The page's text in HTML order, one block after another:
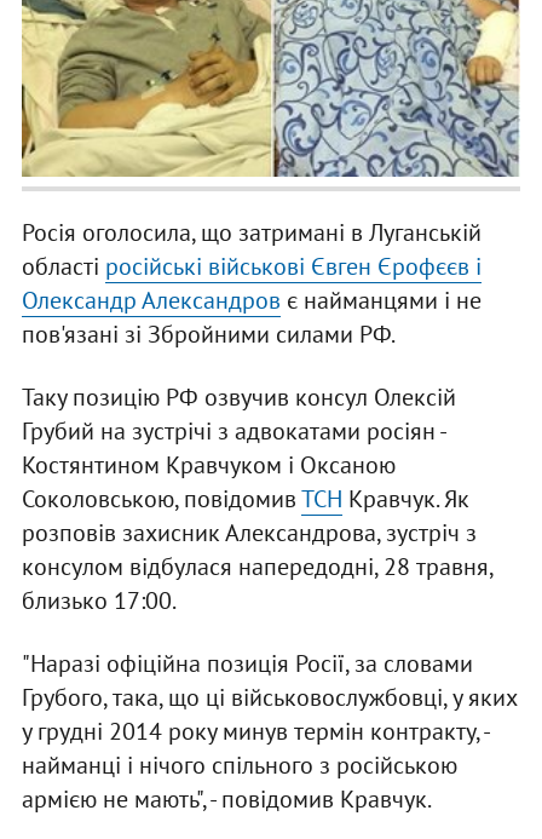
Росія оголосила, що затримані в Луганській
області російські військові Євген Єрофєєв і
Олександр Александров є найманцями і не
пов'язані зі Збройними силами РФ.
Таку позицію РФ озвучив консул Олексій
Грубий на зустрічі з адвокатами росіян -
Костянтином Кравчуком і Оксаною
Соколовською, повідомивТСН Кравчук. Як
розповів захисник Александрова, зустріч з
консулом відбулася напередодні, 28 травня,
близько 17:00.
"Наразі офіційна позиція Росії, за словами
Грубого, така, що ці військовослужбовці, у яких
у грудні 2014 року минув термін контракту, -
найманці і нічого спільного з російською
армією не мають", - повідомив Кравчук.